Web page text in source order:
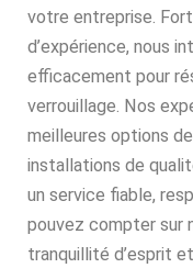
votre entreprise.
d’expérience, nous
efficacement pour
verrouillage. Nos
meilleures options
installations de
un service fiable,
pouvez compter sur
tranquillité d’esprit